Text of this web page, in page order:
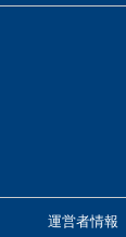
運営者情報